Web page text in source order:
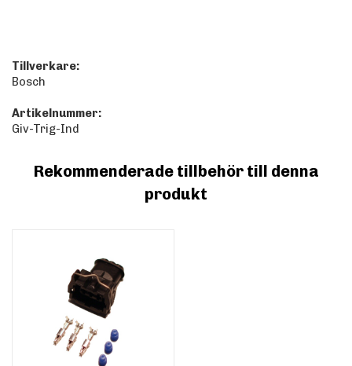
Tillverkare:
Bosch
Artikelnummer:
Giv-Trig-Ind
Rekommenderade tillbehör till denna
produkt